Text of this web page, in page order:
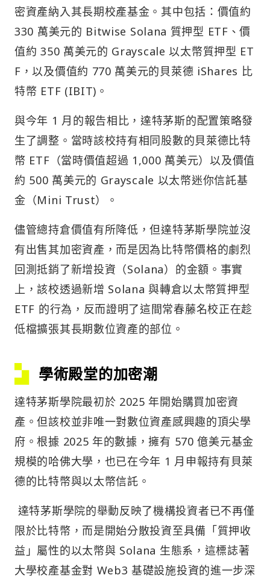
密資產納入其長期校產基金。其中包括：價值約
330 萬美元的 Bitwise Solana 質押型 ETF、價
值約 350 萬美元的 Grayscale 以太幣質押型 ET
F，以及價值約 770 萬美元的貝萊德 iShares 比
特幣 ETF (IBIT)。
與今年 1 月的報告相比，達特茅斯的配置策略發
生了調整。當時該校持有相同股數的貝萊德比特
幣 ETF（當時價值超過 1,000 萬美元）以及價值
約 500 萬美元的 Grayscale 以太幣迷你信託基
金（Mini Trust）。
儘管總持倉價值有所降低，但達特茅斯學院並沒
有出售其加密資產，而是因為比特幣價格的劇烈
回測抵銷了新增投資（Solana）的金額。事實
上，該校透過新增 Solana 與轉倉以太幣質押型
ETF 的行為，反而證明了這間常春藤名校正在趁
低檔擴張其長期數位資產的部位。
學術殿堂的加密潮
達特茅斯學院最初於 2025 年開始購買加密資
產。但該校並非唯一對數位資產感興趣的頂尖學
府。根據 2025 年的數據，擁有 570 億美元基金
規模的哈佛大學，也已在今年 1 月申報持有貝萊
德的比特幣與以太幣信託。
達特茅斯學院的舉動反映了機構投資者已不再僅
限於比特幣，而是開始分散投資至具備「質押收
益」屬性的以太幣與 Solana 生態系，這標誌著
大學校產基金對 Web3 基礎設施投資的進一步深